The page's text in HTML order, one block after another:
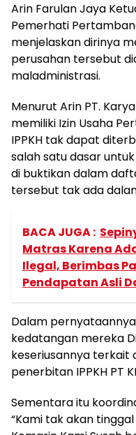
Arin Farulan Jaya
Pemerhati
menjelaskan dirinya
perusahan tersebut
maladministrasi.
Menurut Arin PT.
memiliki Izin Usaha
IPPKH tak dapat
salah satu dasar
di buktikan dalam
tersebut tak ada
BACA JUGA :
Matras Karena
Ilegal, Berimbas
Pendapatan Asli
Dalam
kedatangan mereka
keseriusannya terkait
penerbitan IPPKH PT
Sementara itu
“Kami tak akan